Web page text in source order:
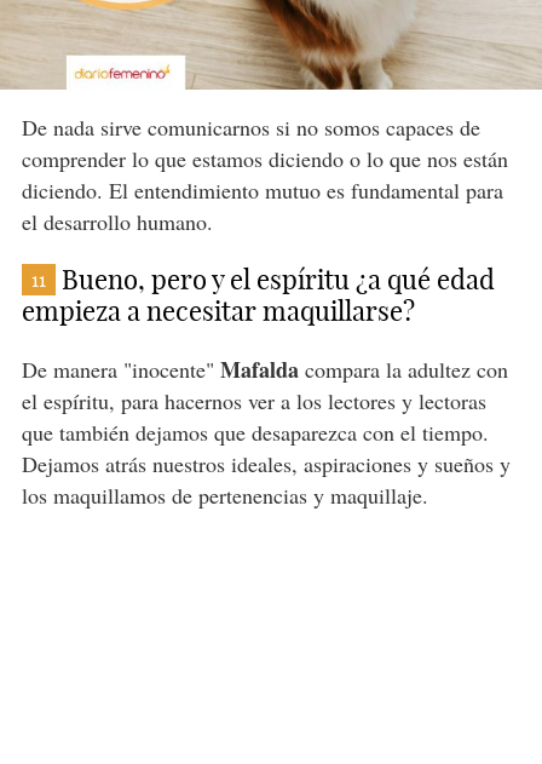
De nada sirve comunicarnos si no somos capaces de
comprender lo que estamos diciendo o lo que nos están
diciendo. El entendimiento mutuo es fundamental para
el desarrollo humano.
11
Bueno, pero y el espíritu ¿a qué edad
empieza a necesitar maquillarse?
De manera "inocente" Mafaldacompara la adultez con
el espíritu, para hacernos ver a los lectores y lectoras
que también dejamos que desaparezca con el tiempo.
Dejamos atrás nuestros ideales, aspiraciones y sueños y
los maquillamos de pertenencias y maquillaje.